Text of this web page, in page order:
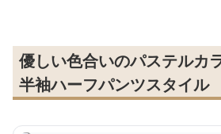
優しい色合いのパステルカ
半袖ハーフパンツスタイル